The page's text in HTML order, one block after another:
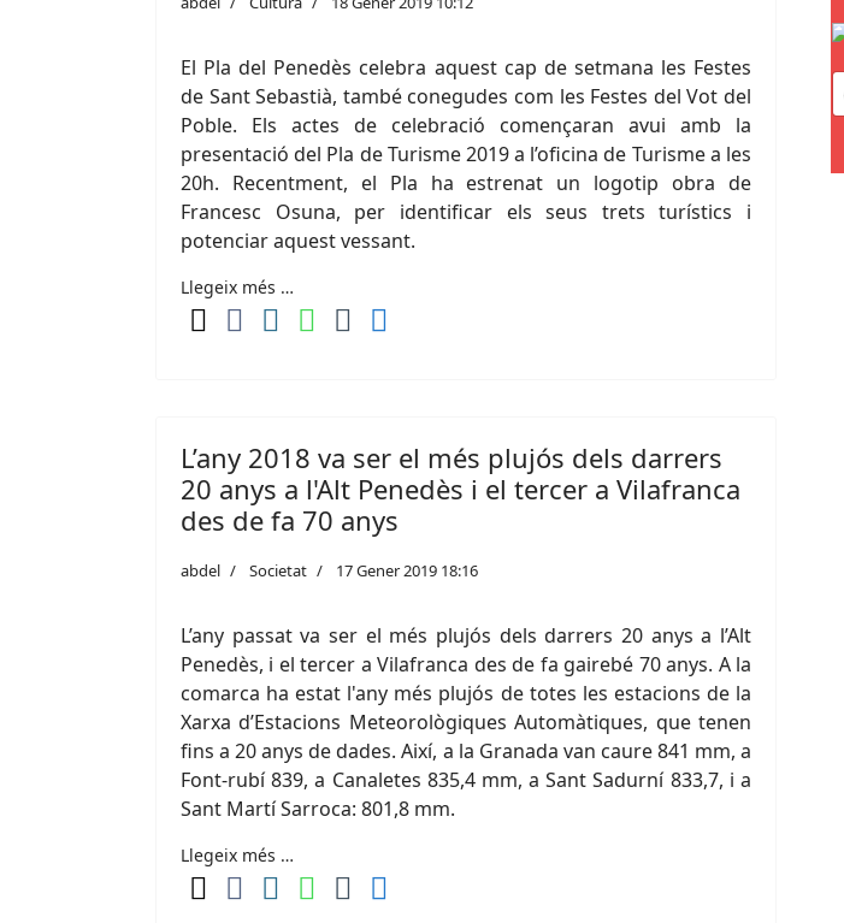
El Pla del Penedès celebra aquest cap de setmana les Festes
de Sant Sebastià, també conegudes com les Festes del Vot del
Poble. Els actes de celebració començaran avui amb la
presentació del Pla de Turisme 2019 a l’oficina de Turisme a les
20h. Recentment, el Pla ha estrenat un logotip obra de
Francesc Osuna, per identificar els seus trets turístics i
potenciar aquest vessant.
Llegeix més …
L’any 2018 va ser el més plujós dels darrers
20 anys a l'Alt Penedès i el tercer a Vilafranca
des de fa 70 anys
abdel Societat 17 Gener 2019 18:16
L’any passat va ser el més plujós dels darrers 20 anys a l’Alt
Penedès, i el tercer a Vilafranca des de fa gairebé 70 anys. A la
comarca ha estat l'any més plujós de totes les estacions de la
Xarxa d’Estacions Meteorològiques Automàtiques, que tenen
fins a 20 anys de dades. Així, a la Granada van caure 841 mm, a
Font-rubí 839, a Canaletes 835,4 mm, a Sant Sadurní 833,7, i a
Sant Martí Sarroca: 801,8 mm.
Llegeix més …